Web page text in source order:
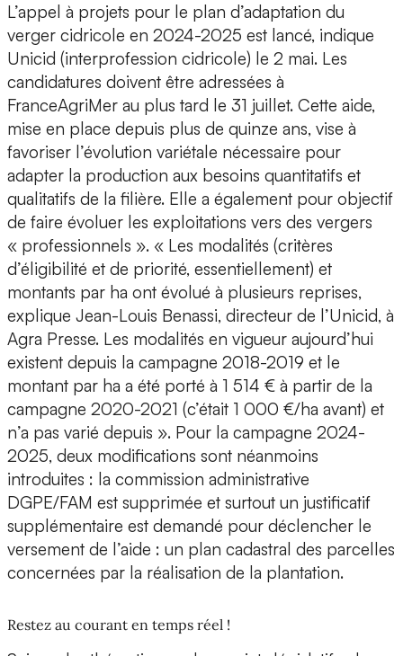
L’appel à projets pour le plan d’adaptation du
verger cidricole en 2024-2025 est lancé, indique
Unicid (interprofession cidricole) le 2 mai. Les
candidatures doivent être adressées à
FranceAgriMer au plus tard le 31 juillet. Cette aide,
mise en place depuis plus de quinze ans, vise à
favoriser l’évolution variétale nécessaire pour
adapter la production aux besoins quantitatifs et
qualitatifs de la filière. Elle a également pour objectif
de faire évoluer les exploitations vers des vergers
« professionnels ». « Les modalités (critères
d’éligibilité et de priorité, essentiellement) et
montants par ha ont évolué à plusieurs reprises,
explique Jean-Louis Benassi, directeur de l’Unicid, à
Agra Presse. Les modalités en vigueur aujourd’hui
existent depuis la campagne 2018-2019 et le
montant par ha a été porté à 1 514 € à partir de la
campagne 2020-2021 (c’était 1 000 €/ha avant) et
n’a pas varié depuis ». Pour la campagne 2024-
2025, deux modifications sont néanmoins
introduites : la commission administrative
DGPE/FAM est supprimée et surtout un justificatif
supplémentaire est demandé pour déclencher le
versement de l’aide : un plan cadastral des parcelles
concernées par la réalisation de la plantation.
Restez au courant en temps réel !